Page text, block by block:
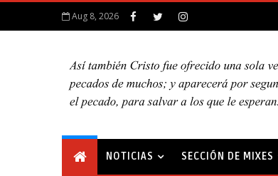
Aug 8, 2026
NOTICIAS SECCIÓN DE MIXES